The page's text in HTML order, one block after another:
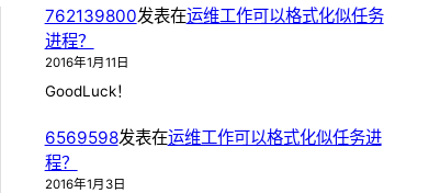
762139800发表在运维工作可以格式化似任务
进程？
2016年1月11日
GoodLuck！
6569598发表在运维工作可以格式化似任务进
程？
2016年1月3日